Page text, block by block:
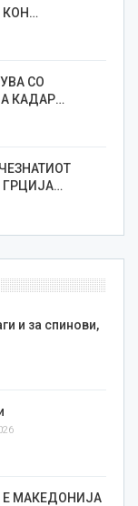
КОН…
СО
КАДАР…
ГРЦИЈА…
и за спинови,
Е МАКЕДОНИЈА